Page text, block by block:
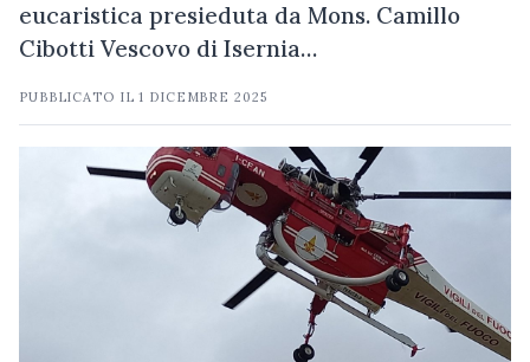
eucaristica presieduta da Mons. Camillo
Cibotti Vescovo di Isernia…
PUBBLICATO IL1 DICEMBRE 2025